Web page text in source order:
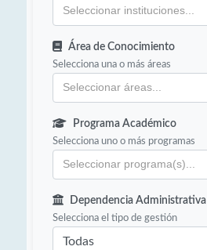
Área de Conocimiento
Selecciona una o más áreas
Programa Académico
Selecciona uno o más programas
Dependencia Administrativa
Selecciona el tipo de gestión